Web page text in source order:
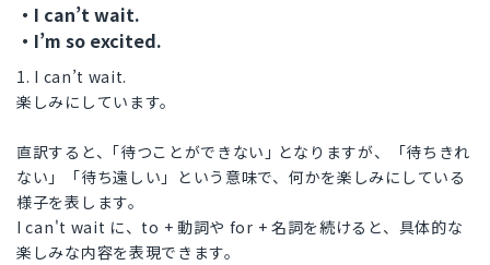
・I can’t wait.
・I’m so excited.
1. I can’t wait.
楽しみにしています。
直訳すると、｢待つことができない｣ となりますが、「待ちきれ
ない」「待ち遠しい」という意味で、何かを楽しみにしている
様子を表します。
I can't wait に、to + 動詞や for + 名詞を続けると、具体的な
楽しみな内容を表現できます。